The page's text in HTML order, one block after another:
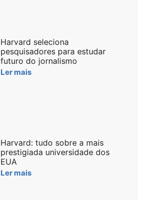
Harvard seleciona
pesquisadores para estudar
futuro do jornalismo
Ler mais
Harvard: tudo sobre a mais
prestigiada universidade dos
EUA
Ler mais